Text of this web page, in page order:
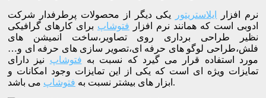
نرم افزار ایلاستریتور
یکی دیگر از محصولات پرطرفدار شرکت
ادوبی است که همانند نرم افزار فتوشاپ برای کارهای گرافیکی
نظیر طراحی برداری روی تصاویر،ساخت انمیشن های
فلش،طراحی لوگو های حرفه ای،تصویر سازی های حرفه ای و…
مورد استفاده قرار می گیرد که نسبت به فتوشاپ نیز دارای
تمایزات ویژه ای است که یکی از این تمایزات وجود امکانات و
ابزار های بیشتر نسبت به فتوشاپ می باشد.